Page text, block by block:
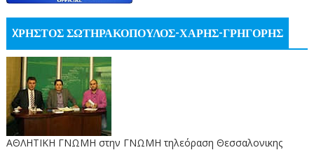
XΡΗΣΤΟΣ ΣΩΤΗΡΑΚΟΠΟΥΛΟΣ-ΧΑΡΗΣ-ΓΡΗΓΟΡΗΣ
ΑΘΛΗΤΙΚΗ ΓΝΩΜΗ στην ΓΝΩΜΗ τηλεόραση Θεσσαλονικης